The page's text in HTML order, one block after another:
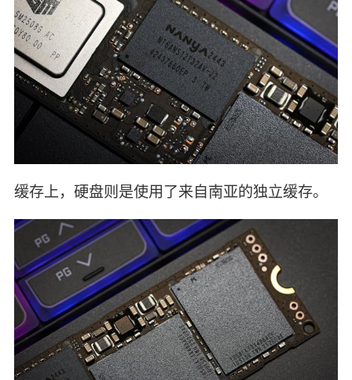
缓存上，硬盘则是使用了来自南亚的独立缓存。